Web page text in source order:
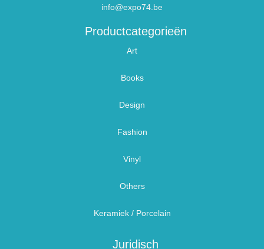
info@expo74.be
Productcategorieën
Art
Books
Design
Fashion
Vinyl
Others
Keramiek / Porcelain
Juridisch